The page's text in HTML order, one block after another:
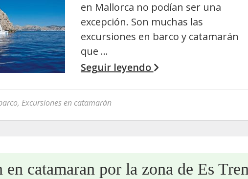
en Mallorca no podían ser una
excepción. Son muchas las
excursiones en barco y catamarán
que …
Seguir leyendo
, Excursiones en catamarán
en catamaran por la zona de Es